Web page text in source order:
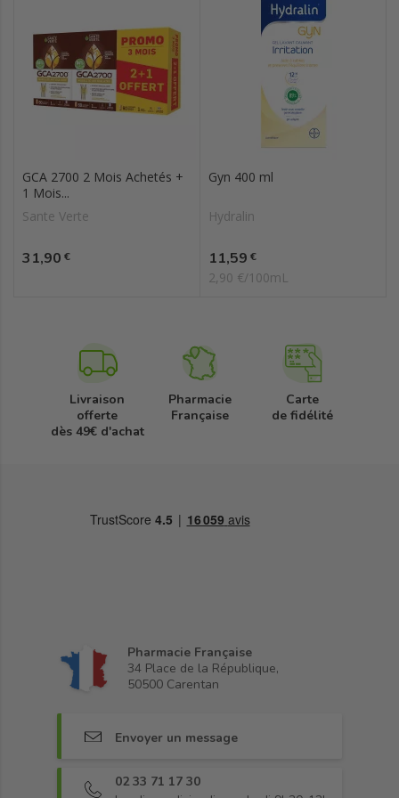
GCA 2700 2 Mois Achetés +
1 Mois...
Sante Verte
Prix
31,90 €
Gyn 400 ml
Hydralin
Prix
11,59 €
2,90 €/100mL
Livraison
offerte
dès 49€ d'achat
Pharmacie
Française
Carte
de fidélité
Pharmacie Française
34 Place de la République,
50500 Carentan
Envoyer un message
02 33 71 17 30